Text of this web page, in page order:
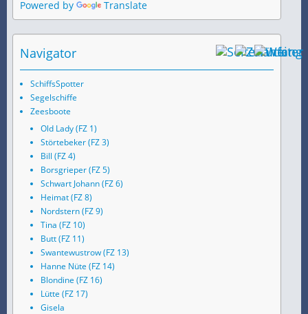
Powered by Translate
Navigator
SchiffsSpotter
Segelschiffe
Zeesboote
Old Lady (FZ 1)
Störtebeker (FZ 3)
Bill (FZ 4)
Borsgrieper (FZ 5)
Schwart Johann (FZ 6)
Heimat (FZ 8)
Nordstern (FZ 9)
Tina (FZ 10)
Butt (FZ 11)
Swantewustrow (FZ 13)
Hanne Nüte (FZ 14)
Blondine (FZ 16)
Lütte (FZ 17)
Gisela